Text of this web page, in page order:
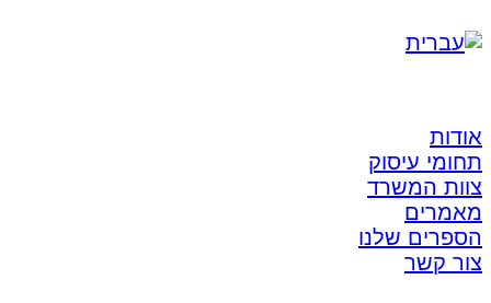
אודות
תחומי עיסוק
צוות המשרד
מאמרים
הספרים שלנו
צור קשר